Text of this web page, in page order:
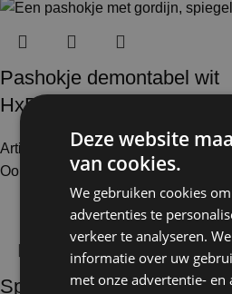
Pashokje demontabel wit
HxBxD200x100x100cm
Artikelnummer: 50110€594,00 Excl.
Ook te huur
Spiegel groot hangend
Deze website
van cookies.
We gebruiken cookies
advertenties te
verkeer te analyseren.
informatie over uw
met onze advertentie- en